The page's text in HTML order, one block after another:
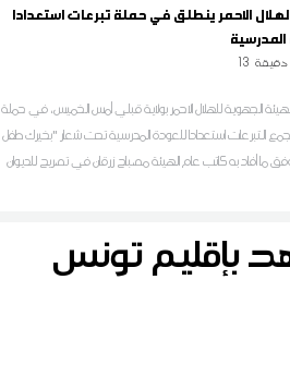
الاحمر ينطلق في حملة تبرعات استعدادا
دقيقة 13
الجهوية للهلال الاحمر بولاية قبلي أمس الخميس، في حملة
التبرعات استعدادا للعودة المدرسية تحت شعار "بخيرك طفل
ما أفاد به كاتب عام الهيئة مصباح زرقان في تصريح للديوان
بإقليم تونس